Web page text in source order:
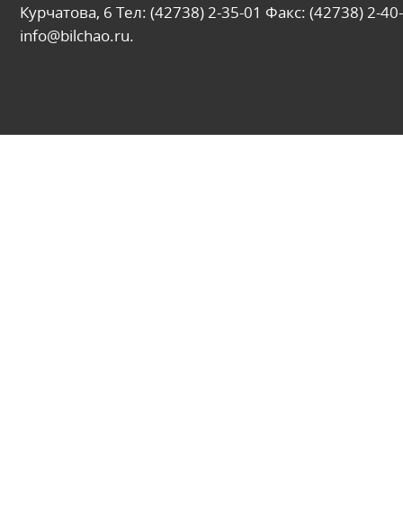
Курчатова, 6 Тел: (42738) 2-35-01 Факс: (42738) 2-
info@bilchao.ru.